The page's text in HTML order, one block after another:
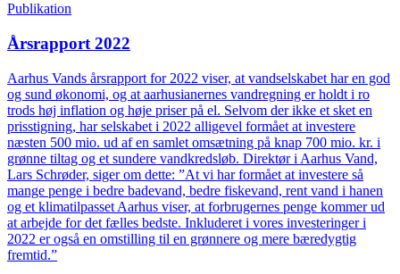
Publikation
Årsrapport 2022
Aarhus Vands årsrapport for 2022 viser, at vandselskabet har en god
og sund økonomi, og at aarhusianernes vandregning er holdt i ro
trods høj inflation og høje priser på el. Selvom der ikke et sket en
prisstigning, har selskabet i 2022 alligevel formået at investere
næsten 500 mio. ud af en samlet omsætning på knap 700 mio. kr. i
grønne tiltag og et sundere vandkredsløb. Direktør i Aarhus Vand,
Lars Schrøder, siger om dette: ”At vi har formået at investere så
mange penge i bedre badevand, bedre fiskevand, rent vand i hanen
og et klimatilpasset Aarhus viser, at forbrugernes penge kommer ud
at arbejde for det fælles bedste. Inkluderet i vores investeringer i
2022 er også en omstilling til en grønnere og mere bæredygtig
fremtid.”